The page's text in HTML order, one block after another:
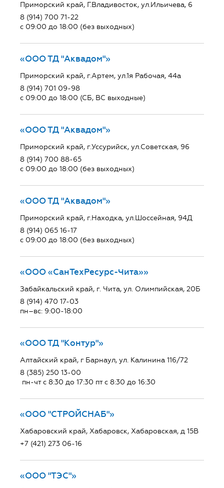
Приморский край, Г.Владивосток, ул.Ильичева, 6
8 (914) 700 71-22
с 09:00 до 18:00 (без выходных)
«ООО ТД "Аквадом"»
Приморский край, г.Артем, ул.1я Рабочая, 44а
8 (914) 701 09-98
с 09:00 до 18:00 (СБ, ВС выходные)
«ООО ТД "Аквадом"»
Приморский край, г.Уссурийск, ул.Советская, 96
8 (914) 700 88-65
с 09:00 до 18:00 (без выходных)
«ООО ТД "Аквадом"»
Приморский край, г.Находка, ул.Шоссейная, 94Д
8 (914) 065 16-17
с 09:00 до 18:00 (без выходных)
«ООО «СанТехРесурс-Чита»»
Забайкальский край, г. Чита, ул. Олимпийская, 20Б
8 (914) 470 17-03
пн–вс: 9:00-18:00
«ООО ТД "Контур"»
Алтайский край, г Барнаул, ул. Калинина 116/72
8 (385) 250 13-00
пн-чт с 8:30 до 17:30 пт с 8:30 до 16:30
«ООО "СТРОЙСНАБ"»
Хабаровский край, Хабаровск, Хабаровская, д 15В
+7 (421) 273 06-16
«ООО "ТЭС"»